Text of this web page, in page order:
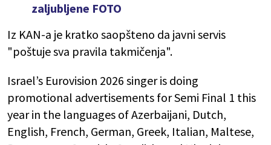
zaljubljene FOTO
Iz KAN-a je kratko saopšteno da javni servis
"poštuje sva pravila takmičenja".
Israel’s Eurovision 2026 singer is doing
promotional advertisements for Semi Final 1 this
year in the languages of Azerbaijani, Dutch,
English, French, German, Greek, Italian, Maltese,